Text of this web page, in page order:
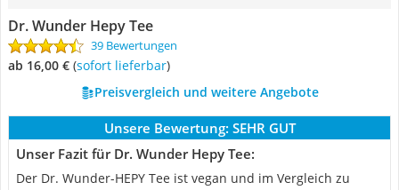
‎Dr. Wunder Hepy Tee
39 Bewertungen
ab 16,00 € ( Sofort lieferbar)
Preisvergleich und weitere Angebote
Unsere Bewertung: SEHR GUT
Unser Fazit für ‎Dr. Wunder Hepy Tee:
Der Dr. Wunder-HEPY Tee ist vegan und im Vergleich zu